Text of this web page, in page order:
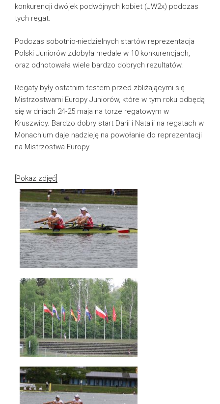
konkurencji dwójek podwójnych kobiet (JW2x) podczas
tych regat.
Podczas sobotnio-niedzielnych startów reprezentacja
Polski Juniorów zdobyła medale w 10 konkurencjach,
oraz odnotowała wiele bardzo dobrych rezultatów.
Regaty były ostatnim testem przed zbliżającymi się
Mistrzostwami Europy Juniorów, które w tym roku odbędą
się w dniach 24-25 maja na torze regatowym w
Kruszwicy. Bardzo dobry start Darii i Natalii na regatach w
Monachium daje nadzieję na powołanie do reprezentacji
na Mistrzostwa Europy.
[Pokaz zdjęć]